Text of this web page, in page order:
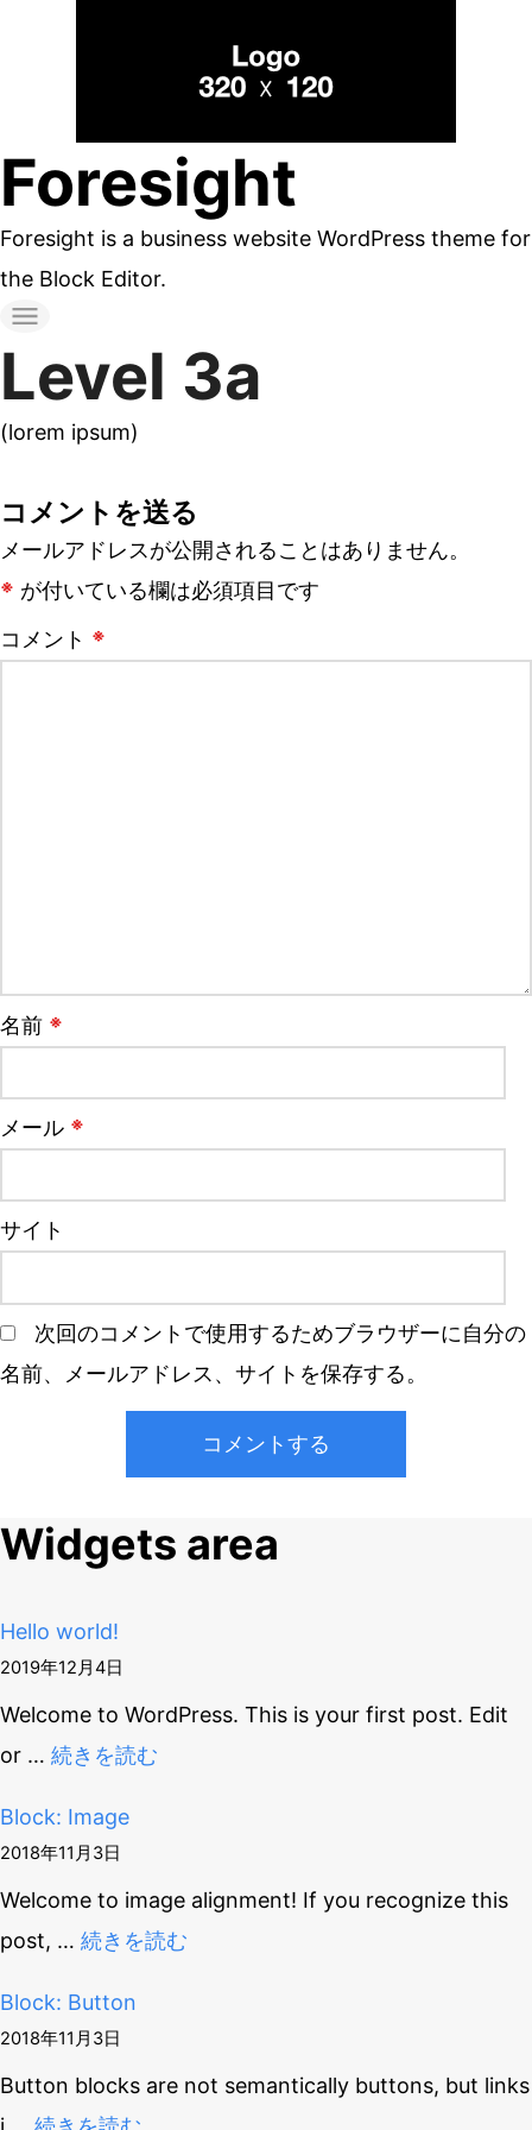
ツ
す
Foresight
Foresight is a business website WordPress theme for
the Block Editor.
Level 3a
(lorem ipsum)
コメントを送る
メールアドレスが公開されることはありません。
※ が付いている欄は必須項目です
コメント ※
名前 ※
メール ※
サイト
次回のコメントで使用するためブラウザーに自分の
名前、メールアドレス、サイトを保存する。
Widgets area
Hello world!
2019年12月4日
Welcome to WordPress. This is your first post. Edit
or … 続きを読む
Block: Image
2018年11月3日
Welcome to image alignment! If you recognize this
post, … 続きを読む
Block: Button
2018年11月3日
Button blocks are not semantically buttons, but links